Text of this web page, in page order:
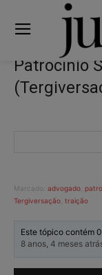
Patrocínio
Marcado: advogado
Tergiversação traição
Este tópico contém
8 anos, 4 meses